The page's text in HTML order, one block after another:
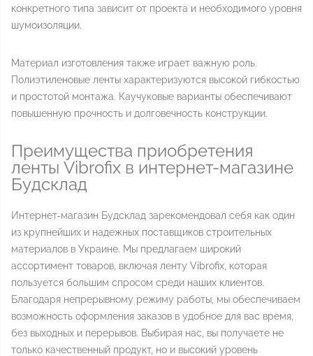
конкретного типа зависит от проекта и необходимого уровня
шумоизоляции.
Материал изготовления также играет важную роль.
Полиэтиленовые ленты характеризуются высокой гибкостью
и простотой монтажа. Каучуковые варианты обеспечивают
повышенную прочность и долговечность конструкции.
Преимущества приобретения
ленты Vibrofix в интернет-магазине
Будсклад
Интернет-магазин Будсклад зарекомендовал себя как один
из крупнейших и надежных поставщиков строительных
материалов в Украине. Мы предлагаем широкий
ассортимент товаров, включая ленту Vibrofix, которая
пользуется большим спросом среди наших клиентов.
Благодаря непрерывному режиму работы, мы обеспечиваем
возможность оформления заказов в удобное для вас время,
без выходных и перерывов. Выбирая нас, вы получаете не
только качественный продукт, но и высокий уровень